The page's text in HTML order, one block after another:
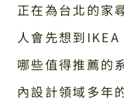
正在為台北的家
人會先想到
哪些值得推薦的
內設計領域多年